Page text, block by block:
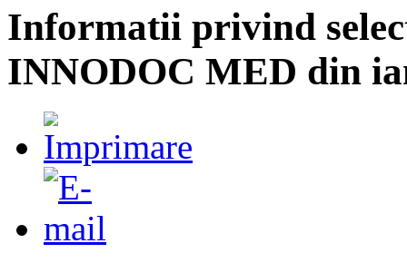
Informatii privind
INNODOC MED din